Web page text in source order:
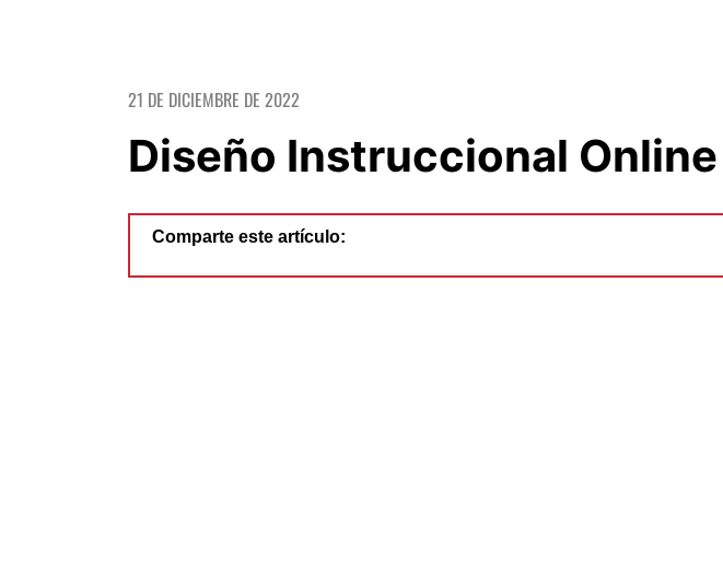
21 DE DICIEMBRE DE 2022
Diseño Instruccional Online
Comparte este artículo: